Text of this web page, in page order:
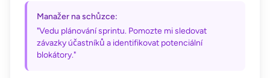
Manažer na schůzce:
"Vedu plánování sprintu. Pomozte mi sledovat
závazky účastníků a identifikovat potenciální
blokátory."